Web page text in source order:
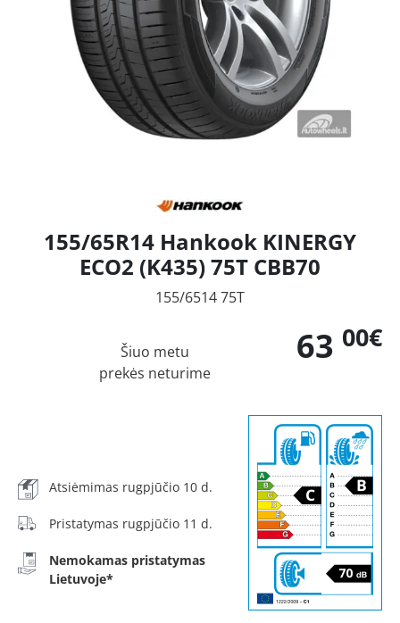
155/65R14 Hankook KINERGY
ECO2 (K435) 75T CBB70
155/6514 75T
63 00€
Šiuo metu
prekės neturime
Atsiėmimas rugpjūčio 10 d.
Pristatymas rugpjūčio 11 d.
Nemokamas pristatymas
Lietuvoje*